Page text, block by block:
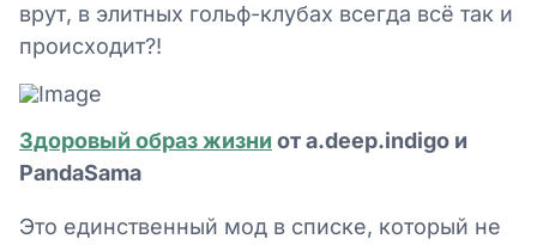
врут, в элитных гольф-клубах всегда всё так и
происходит?!
Здоровый образ жизни от a.deep.indigo и
PandaSama
Это единственный мод в списке, который не